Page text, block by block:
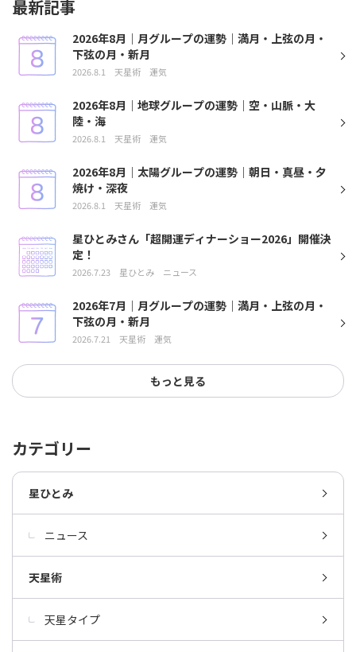
最新記事
2026年8月｜月グループの運勢｜満月・上弦の月・
下弦の月・新月
2026.8.1 天星術 運気
2026年8月｜地球グループの運勢｜空・山脈・大
陸・海
2026.8.1 天星術 運気
2026年8月｜太陽グループの運勢｜朝日・真昼・夕
焼け・深夜
2026.8.1 天星術 運気
星ひとみさん「超開運ディナーショー2026」開催決
定！
2026.7.23 星ひとみ ニュース
2026年7月｜月グループの運勢｜満月・上弦の月・
下弦の月・新月
2026.7.21 天星術 運気
もっと見る
カテゴリー
星ひとみ
ニュース
天星術
天星タイプ